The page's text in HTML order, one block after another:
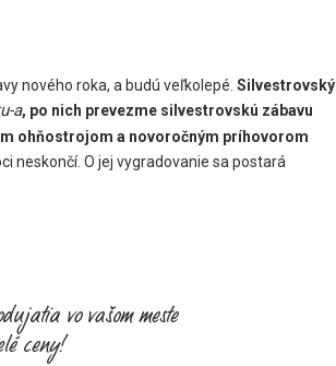
nového roka, a budú veľkolepé. Silvestrovský
a, po nich prevezme silvestrovskú zábavu
ohňostrojom a novoročným príhovorom
neskončí. O jej vygradovanie sa postará